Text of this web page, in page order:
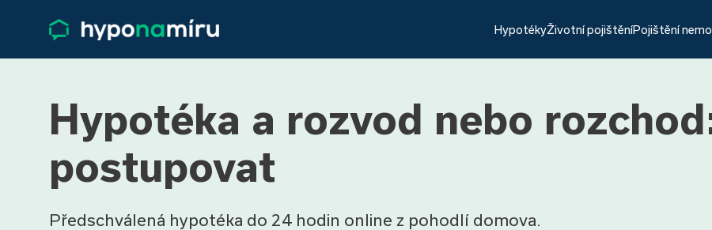
HypotékyŽivotní pojištěníPojištění
Hypotéka a rozvod nebo
postupovat
Předschválená hypotéka do 24 hodin online z pohodlí domova.